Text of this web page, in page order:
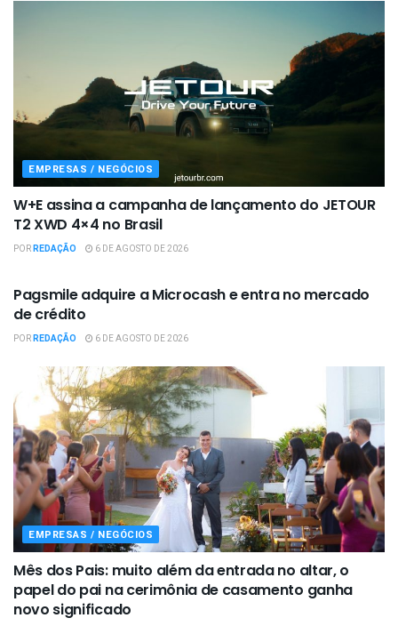
EMPRESAS / NEGÓCIOS
W+E assina a campanha de lançamento do JETOUR
T2 XWD 4×4 no Brasil
PORREDAÇÃO 6 DE AGOSTO DE 2026
Pagsmile adquire a Microcash e entra no mercado
de crédito
PORREDAÇÃO 6 DE AGOSTO DE 2026
EMPRESAS / NEGÓCIOS
Mês dos Pais: muito além da entrada no altar, o
papel do pai na cerimônia de casamento ganha
novo significado